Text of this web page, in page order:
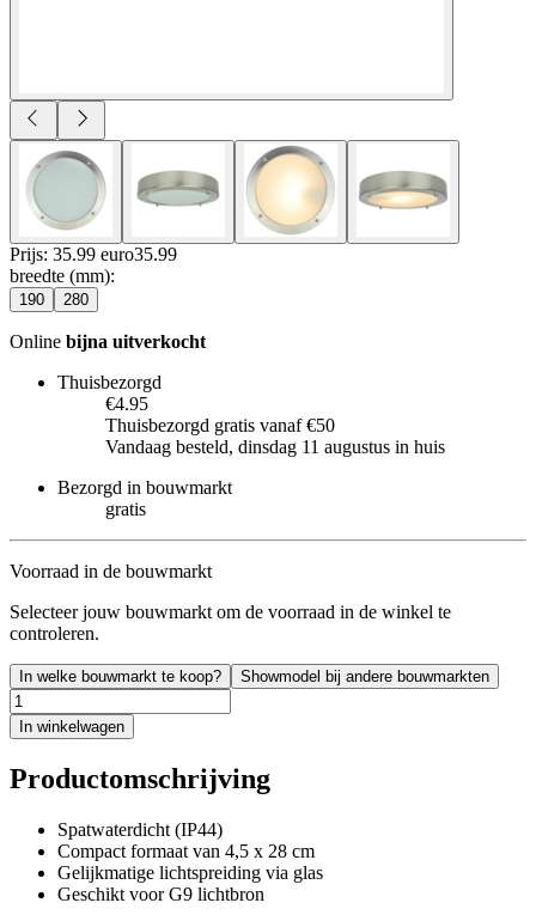
Prijs: 35.99 euro35.99
breedte (mm):
190 280
Online bijna uitverkocht
Thuisbezorgd
€4.95
Thuisbezorgd gratis vanaf €50
Vandaag besteld, dinsdag 11 augustus in huis
Bezorgd in bouwmarkt
gratis
Voorraad in de bouwmarkt
Selecteer jouw bouwmarkt om de voorraad in de winkel te
controleren.
In welke bouwmarkt te koop? Showmodel bij andere bouwmarkten
In winkelwagen
Productomschrijving
Spatwaterdicht (IP44)
Compact formaat van 4,5 x 28 cm
Gelijkmatige lichtspreiding via glas
Geschikt voor G9 lichtbron